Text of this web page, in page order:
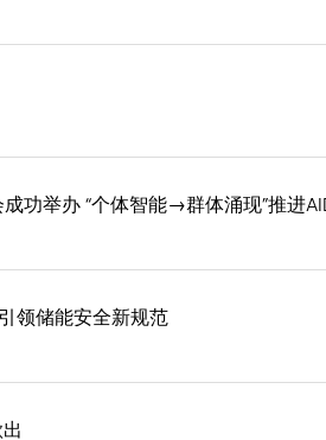
功举办 “个体智能→群体涌现”推进
领储能安全新规范